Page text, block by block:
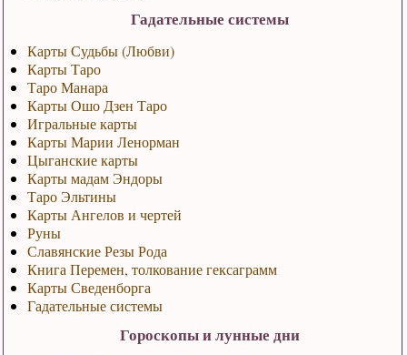
Гадательные системы
Карты Судьбы (Любви)
Карты Таро
Таро Манара
Карты Ошо Дзен Таро
Игральные карты
Карты Марии Ленорман
Цыганские карты
Карты мадам Эндоры
Таро Эльтины
Карты Ангелов и чертей
Руны
Славянские Резы Рода
Книга Перемен, толкование гексаграмм
Карты Сведенборга
Гадательные системы
Гороскопы и лунные дни